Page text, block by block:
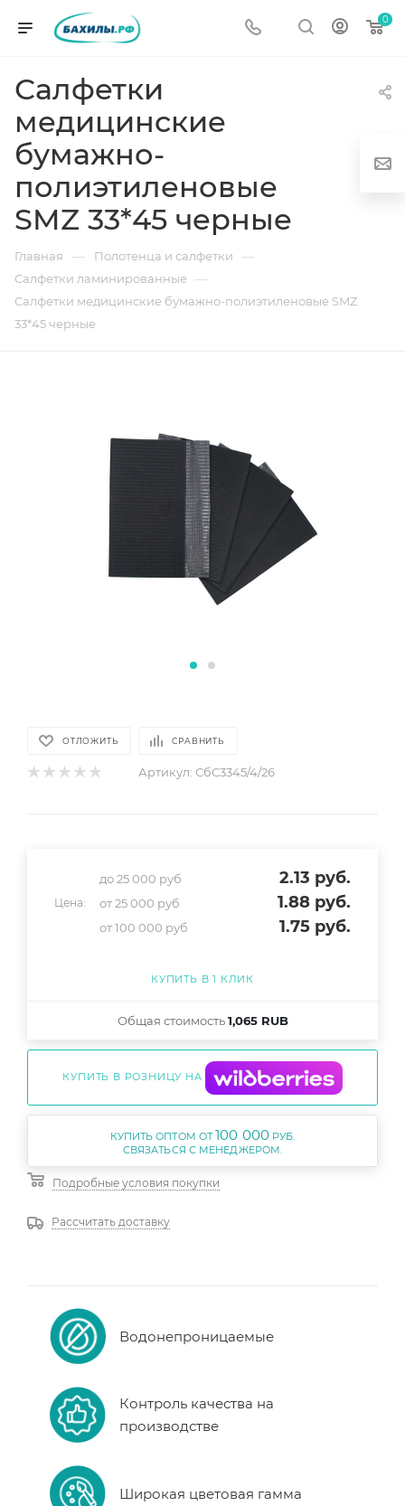
0
Салфетки
медицинские
бумажно-
полиэтиленовые
SMZ 33*45 черные
Главная — Полотенца и салфетки —
Салфетки ламинированные —
Салфетки медицинские бумажно-полиэтиленовые SMZ
33*45 черные
ОТЛОЖИТЬ СРАВНИТЬ
Артикул: СбС3345/4/26
Цена:
до 25 000 руб 2.13 руб.
от 25 000 руб 1.88 руб.
от 100 000 руб 1.75 руб.
КУПИТЬ В 1 КЛИК
Общая стоимость1,065 RUB
КУПИТЬ В РОЗНИЦУ НА
КУПИТЬ ОПТОМ ОТ100 000РУБ.
Подробные условия покупки
Рассчитать доставку
Водонепроницаемые
Контроль качества на
производстве
Широкая цветовая гамма